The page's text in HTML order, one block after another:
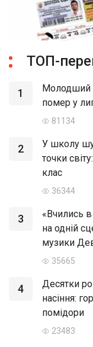
ТОП-
1
Молодший
помер у
81134
2
У школу
точки
клас
36344
3
«Вчились в
на одній
музики
35665
4
Десятки
насіння:
помідори
23483